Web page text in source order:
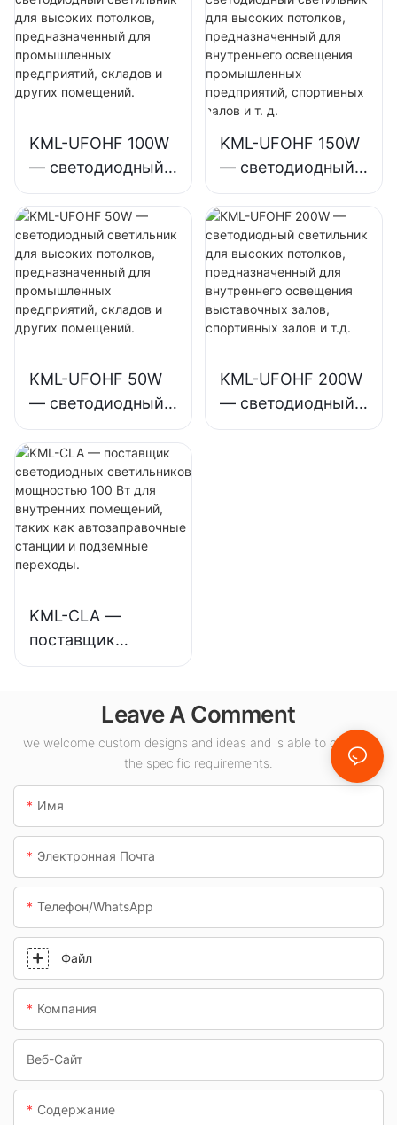
и т. д.
KML-UFOHF 100W
— светодиодный
светильник для
высоких
потолков,
предназначенный
для
промышленных
предприятий,
помещений.
KML-UFOHF 150W
— светодиодный
светильник для
высоких
потолков,
предназначенный
для внутреннего
освещения
промышленных
спортивных залов
и т. д.
KML-UFOHF 50W
— светодиодный
светильник для
высоких
потолков,
предназначенный
для
промышленных
предприятий,
помещений.
KML-UFOHF 200W
— светодиодный
светильник для
KML-CLA —
поставщик
светодиодных
мощностью 100
Вт для внутренних
помещений, таких
как
автозаправочные
станции и
подземные
переходы.
Leave A Comment
we welcome custom designs and ideas and is able to cater to
the specific requirements.
Имя
Электронная Почта
Телефон/WhatsApp
Файл
Компания
Веб-Сайт
Содержание